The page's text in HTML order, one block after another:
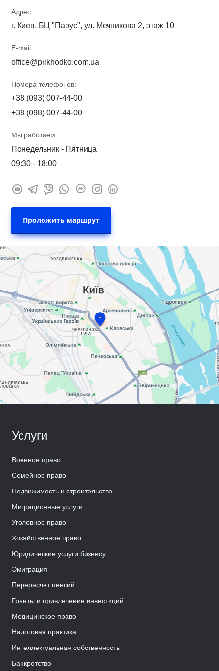
Адрес:
г. Киев, БЦ "Парус", ул. Мечникова 2, этаж 10
E-mail:
office@prikhodko.com.ua
Номера телефонов:
+38 (093) 007-44-00
+38 (098) 007-44-00
Мы работаем:
Понедельник - Пятница
09:30 - 18:00
Проложить маршрут
Услуги
Военное право
Семейное право
Недвижимость и строительство
Миграционные услуги
Уголовное право
Хозяйственное право
Юридические услуги бизнесу
Эмиграция
Перерасчет пенсий
Гранты и привлечение инвестиций
Медицинское право
Налоговая практика
Интеллектуальная собственность
Банкротство